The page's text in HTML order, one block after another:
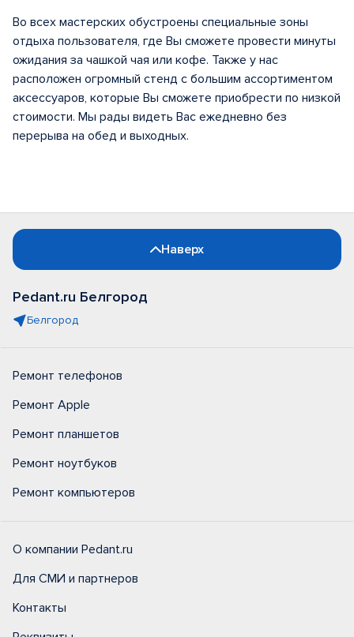
Во всех мастерских обустроены специальные зоны
отдыха пользователя, где Вы сможете провести минуты
ожидания за чашкой чая или кофе. Также у нас
расположен огромный стенд с большим ассортиментом
аксессуаров, которые Вы сможете приобрести по низкой
стоимости. Мы рады видеть Вас ежедневно без
перерыва на обед и выходных.
Наверх
Pedant.ru Белгород
Белгород
Ремонт телефонов
Ремонт Apple
Ремонт планшетов
Ремонт ноутбуков
Ремонт компьютеров
О компании Pedant.ru
Для СМИ и партнеров
Контакты